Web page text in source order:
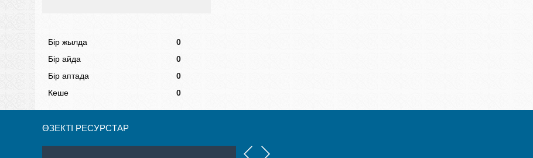
Бір жылда
0
Бір айда
0
Бір аптада
0
Кеше
0
ӨЗЕКТІ РЕСУРСТАР